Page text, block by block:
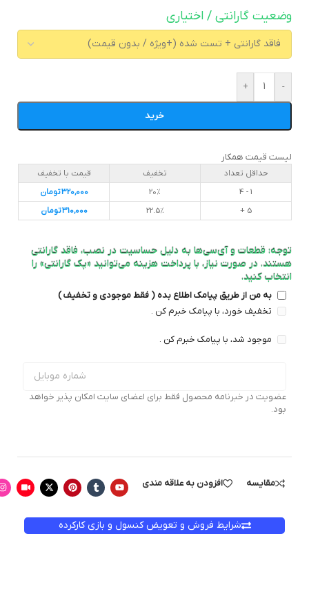
وضعیت گارانتی / اختیاری
-
+
خرید
لیست قیمت همکار
حداقل تعداد تخفیف
قیمت با تخفیف
1 - 4
20%
320,000تومان
5 +
22.5%
310,000تومان
توجه: قطعات و آی‌سی‌ها به دلیل حساسیت در نصب، فاقد گارانتی
هستند. در صورت نیاز، با پرداخت هزینه می‌توانید «پک گارانتی» را
انتخاب کنید.
به من از طریق پیامک اطلاع بده ( فقط موجودی و تخفیف )
تخفیف خورد، با پیامک خبرم کن .
موجود شد، با پیامک خبرم کن .
عضویت در خبرنامه محصول فقط برای اعضای سایت امکان پذیر خواهد
بود.
مقایسه افزودن به علاقه مندی
شرایط فروش و تعویض کنسول و بازی کارکرده